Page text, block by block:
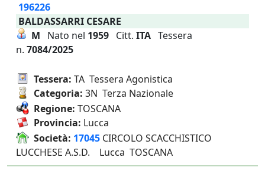
196226
BALDASSARRI CESARE
M Nato nel 1959 Citt. ITA Tessera
n. 7084/2025
Tessera: TA Tessera Agonistica
Categoria: 3N Terza Nazionale
Regione: TOSCANA
Provincia: Lucca
Società: 17045 CIRCOLO SCACCHISTICO
LUCCHESE A.S.D. Lucca TOSCANA